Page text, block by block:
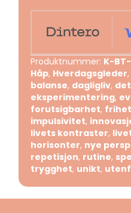
old,
crazy
new
stuff
antall
Produktnummer: K-
Håp, Hverdagsgleder,
balanse, dagligliv,
eksperimentering,
forutsigbarhet, frihet
impulsivitet,
livets kontraster,
horisonter, nye
repetisjon, rutine,
trygghet, unikt,